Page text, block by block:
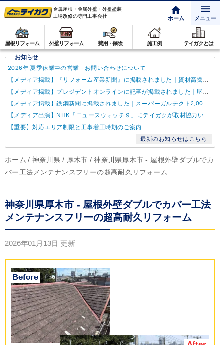
金属屋根・金属外壁・外壁塗装
工場改修の専門工事会社
ホーム メニュー
屋根リフォーム 外壁リフォーム 費用・保険 施工例 テイガクとは
お知らせ
2026年 夏季休業中の営業・お問い合わせについて
【メディア掲載】『リフォーム産業新聞』に掲載されました｜資材高騰・納期遅延に対するテイガクの取り組み
【メディア掲載】プレジデントオンラインに記事が掲載されました｜屋根点検商法について解説
【メディア掲載】鉄鋼新聞に掲載されました｜スーパーガルテクト2,000万㎡達成
【メディア出演】NHK「ニュースウォッチ９」にテイガクが取材協力いたしました
【重要】対応エリア制限と工事着工時期のご案内
最新のお知らせはこちら
ホーム / 神奈川県 / 厚木市 / 神奈川県厚木市 - 屋根外壁ダブルでカ
バー工法メンテナンスフリーの超高耐久リフォーム
神奈川県厚木市 - 屋根外壁ダブルでカバー工法
メンテナンスフリーの超高耐久リフォーム
2026年01月13日 更新